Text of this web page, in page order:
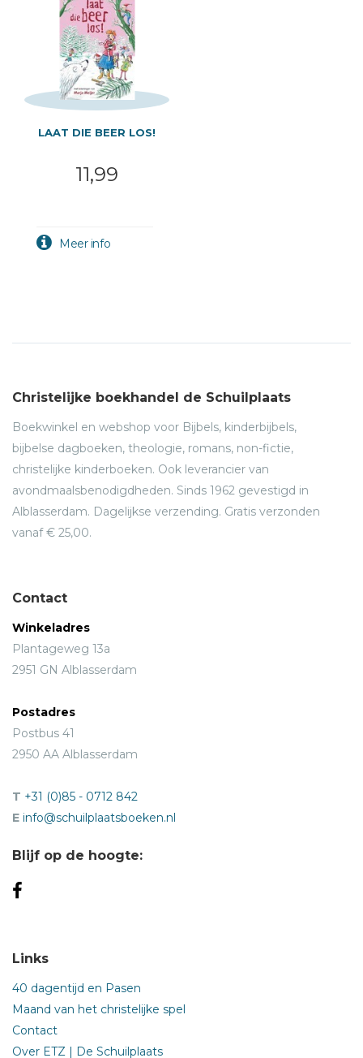
LAAT DIE BEER LOS!
11,99
Christelijke boekhandel de Schuilplaats
Boekwinkel en webshop voor Bijbels, kinderbijbels,
bijbelse dagboeken, theologie, romans, non-fictie,
christelijke kinderboeken. Ook leverancier van
avondmaalsbenodigdheden. Sinds 1962 gevestigd in
Alblasserdam. Dagelijkse verzending. Gratis verzonden
vanaf € 25,00.
Contact
Winkeladres
Plantageweg 13a
2951 GN Alblasserdam
Postadres
Postbus 41
2950 AA Alblasserdam
T +31 (0)85 - 0712 842
E info@schuilplaatsboeken.nl
Blijf op de hoogte:
Links
40 dagentijd en Pasen
Maand van het christelijke spel
Contact
Over ETZ | De Schuilplaats